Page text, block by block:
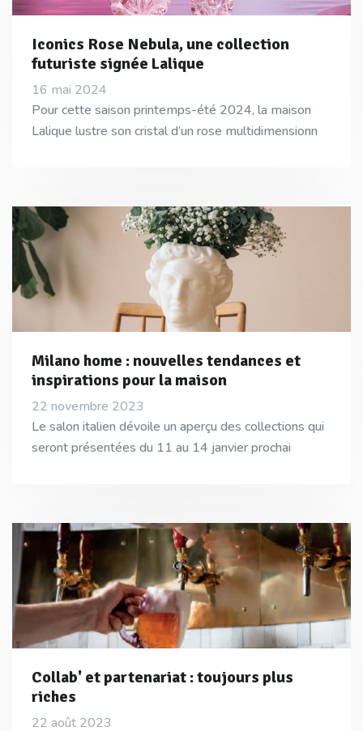
Iconics Rose Nebula, une collection
futuriste signée Lalique
16 mai 2024
Pour cette saison printemps-été 2024, la maison
Lalique lustre son cristal d’un rose multidimensionn
Milano home : nouvelles tendances et
inspirations pour la maison
22 novembre 2023
Le salon italien dévoile un aperçu des collections qui
seront présentées du 11 au 14 janvier prochai
Collab' et partenariat : toujours plus
riches
22 août 2023